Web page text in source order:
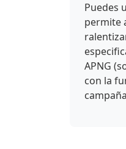
Puedes
permite
APNG
con la